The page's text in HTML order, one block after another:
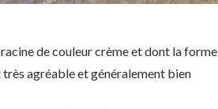
de couleur crème et dont la forme
agréable et généralement bien